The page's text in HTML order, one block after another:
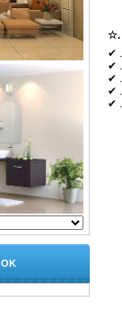
☆.
✔
✔
✔
✔
✔